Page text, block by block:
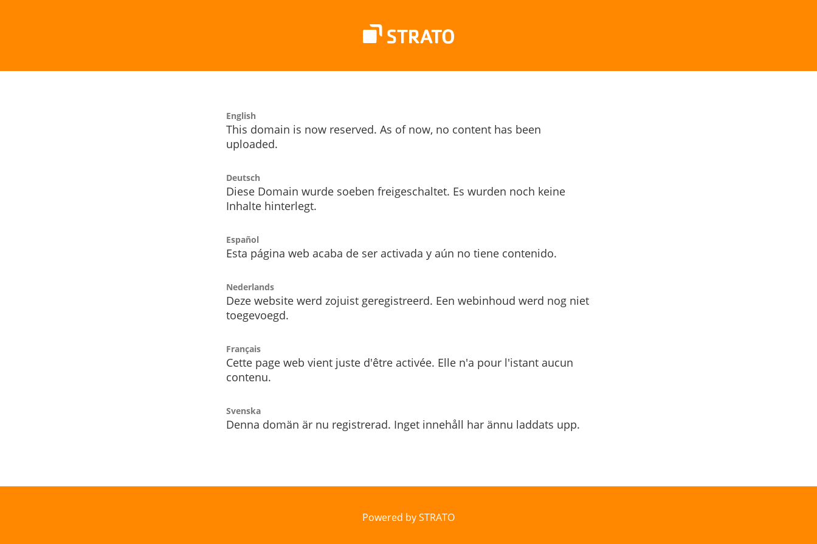
English
This domain is now reserved. As of now, no content has been
uploaded.
Deutsch
Diese Domain wurde soeben freigeschaltet. Es wurden noch keine
Inhalte hinterlegt.
Español
Esta página web acaba de ser activada y aún no tiene contenido.
Nederlands
Deze website werd zojuist geregistreerd. Een webinhoud werd nog niet
toegevoegd.
Français
Cette page web vient juste d'être activée. Elle n'a pour l'istant aucun
contenu.
Svenska
Denna domän är nu registrerad. Inget innehåll har ännu laddats upp.
Powered by STRATO